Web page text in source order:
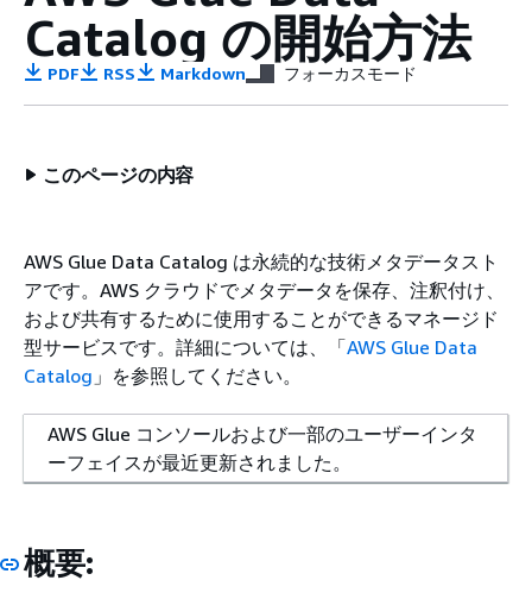
Catalog の開始方法
PDF RSS Markdown フォーカスモード
このページの内容
AWS Glue Data Catalog は永続的な技術メタデータスト
アです。AWS クラウドでメタデータを保存、注釈付け、
および共有するために使用することができるマネージド
型サービスです。詳細については、「AWS Glue Data
Catalog 」を参照してください。
AWS Glue コンソールおよび一部のユーザーインタ
ーフェイスが最近更新されました。
概要: